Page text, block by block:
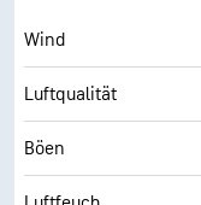
Bewölkung
Sichtweite
Wolkendecke
Wind
Luftqualität
Böen